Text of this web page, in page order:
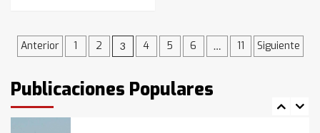
Navegación
de
entradas
Anterior 1 2 3 4 5 6 … 11 Siguiente
Publicaciones Populares
T.Lauquen: tres jóvenes que
fueron detenidos por
comercialización de drogas en la
tarde del sábado